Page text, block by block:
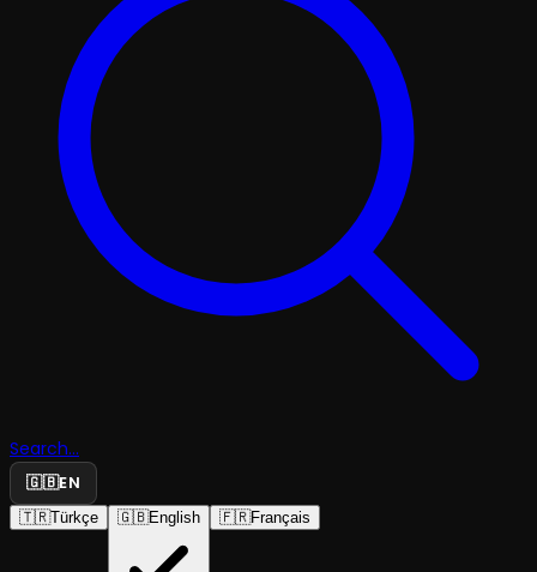
Search...
🇬🇧EN
🇹🇷Türkçe 🇬🇧English 🇫🇷Français